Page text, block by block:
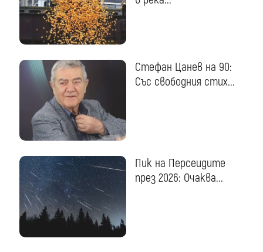
Стефан Цанев на 90:
Със свободния стих...
Пик на Персеидите
през 2026: Очаква...